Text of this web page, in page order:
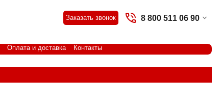
Заказать звонок 8 800 511 06 90
Оплата и доставка Контакты